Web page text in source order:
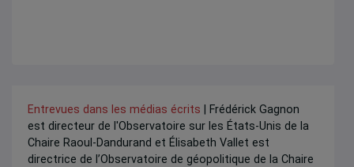
Entrevues dans les médias écrits | Frédérick Gagnon
est directeur de l'Observatoire sur les États-Unis de la
Chaire Raoul-Dandurand et Élisabeth Vallet est
directrice de l’Observatoire de géopolitique de la Chaire